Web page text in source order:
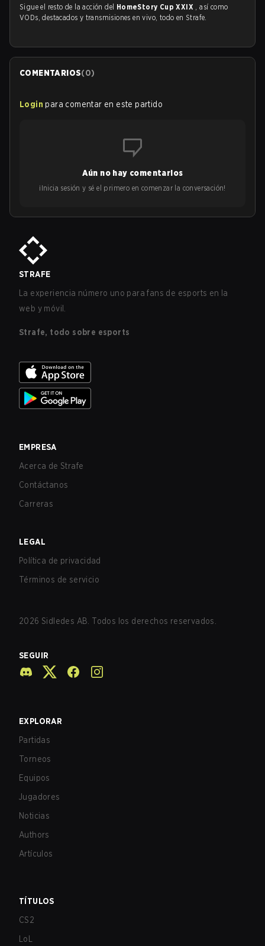
Sigue el resto de la acción del HomeStory Cup XXIX , así como
VODs, destacados y transmisiones en vivo, todo en Strafe.
COMENTARIOS(0)
Login para comentar en este partido
Aún no hay comentarios
¡Inicia sesión y sé el primero en comenzar la conversación!
STRAFE
La experiencia número uno para fans de esports en la
web y móvil.
Strafe, todo sobre esports
EMPRESA
Acerca de Strafe
Contáctanos
Carreras
LEGAL
Política de privacidad
Términos de servicio
2026 Sidledes AB. Todos los derechos reservados.
SEGUIR
EXPLORAR
Partidas
Torneos
Equipos
Jugadores
Noticias
Authors
Artículos
TÍTULOS
CS2
LoL